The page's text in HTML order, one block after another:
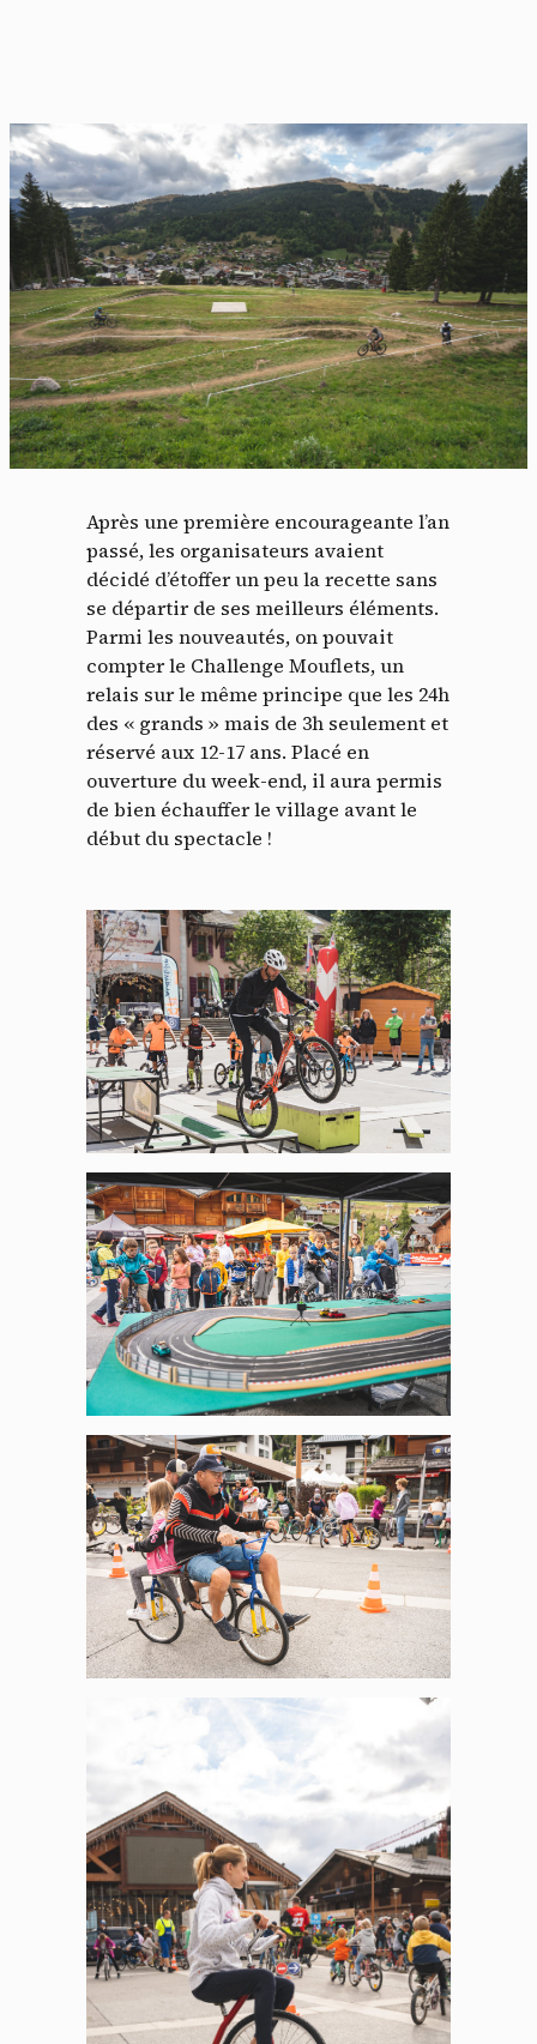
Après une première encourageante l’an
passé, les organisateurs avaient
décidé d’étoffer un peu la recette sans
se départir de ses meilleurs éléments.
Parmi les nouveautés, on pouvait
compter le Challenge Mouflets, un
relais sur le même principe que les 24h
des « grands » mais de 3h seulement et
réservé aux 12-17 ans. Placé en
ouverture du week-end, il aura permis
de bien échauffer le village avant le
début du spectacle !